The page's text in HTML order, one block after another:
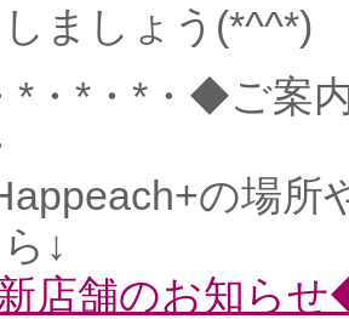
ましょう(*^^*)
*・*・*・◆ご案
の場所
↓
店舗のお知ら